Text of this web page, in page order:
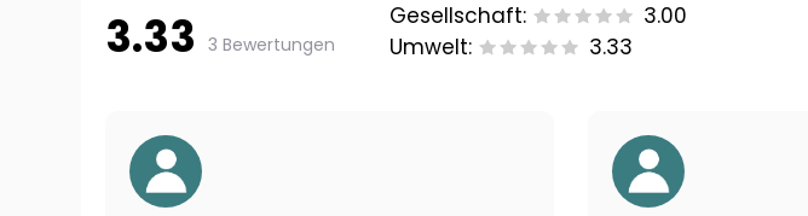
3.33 3 Bewertungen
Gesellschaft:
3.00
Umwelt:
3.33